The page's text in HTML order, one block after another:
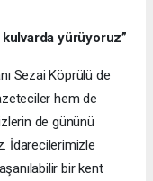
yürüyoruz”
Sezai Köprülü de
hem de
de gününü
İdarecilerimizle
bir kent